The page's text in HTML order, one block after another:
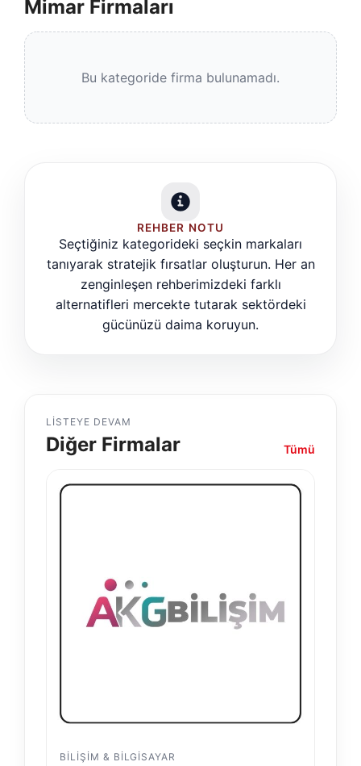
Mimar Firmaları
Bu kategoride firma bulunamadı.
REHBER NOTU
Seçtiğiniz kategorideki seçkin markaları
tanıyarak stratejik fırsatlar oluşturun. Her an
zenginleşen rehberimizdeki farklı
alternatifleri mercekte tutarak sektördeki
gücünüzü daima koruyun.
LISTEYE DEVAM
Diğer Firmalar Tümü
BILIŞIM & BILGISAYAR